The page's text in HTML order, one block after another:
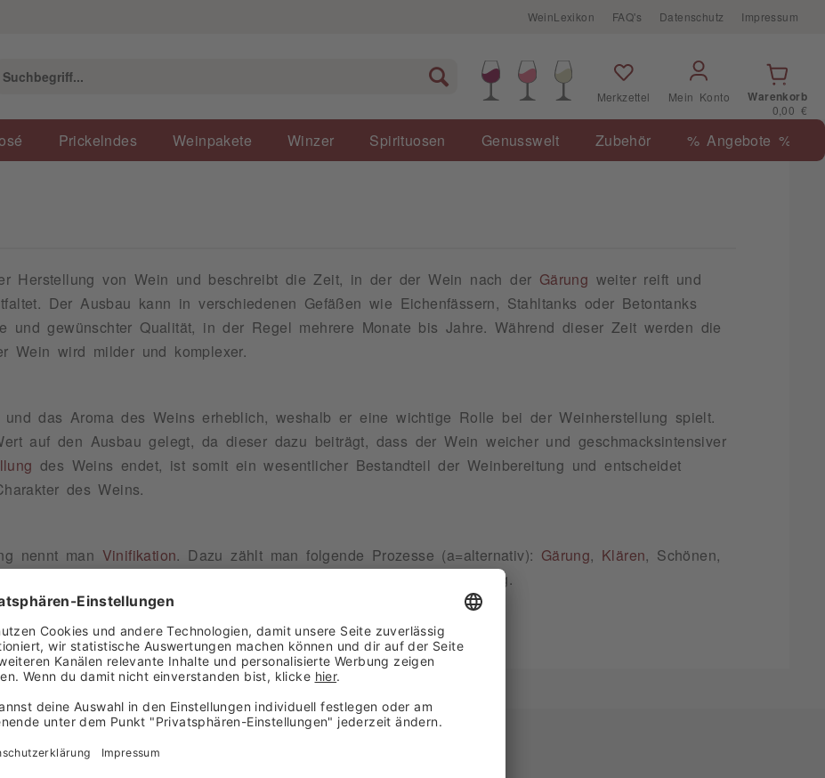
WeinLexikon FAQ's Datenschutz Impressum
Merkzettel Mein Konto
Warenkorb
0,00 €
Prickelndes Weinpakete Winzer Spirituosen Genusswelt Zubehör % Angebote %
Herstellung von Wein und beschreibt die Zeit, in der der Wein nach der Gärung weiter reift und
Der Ausbau kann in verschiedenen Gefäßen wie Eichenfässern, Stahltanks oder Betontanks
und gewünschter Qualität, in der Regel mehrere Monate bis Jahre. Während dieser Zeit werden die
Wein wird milder und komplexer.
und das Aroma des Weins erheblich, weshalb er eine wichtige Rolle bei der Weinherstellung spielt.
auf den Ausbau gelegt, da dieser dazu beiträgt, dass der Wein weicher und geschmacksintensiver
des Weins endet, ist somit ein wesentlicher Bestandteil der Weinbereitung und entscheidet
des Weins.
nennt man Vinifikation . Dazu zählt man folgende Prozesse (a=alternativ): Gärung Klären , Schönen,
Ausbau (a), , Flaschen-Reifung.
Angeboten. Ab einem Bestellwert in Höhe von 49,-€ und bei